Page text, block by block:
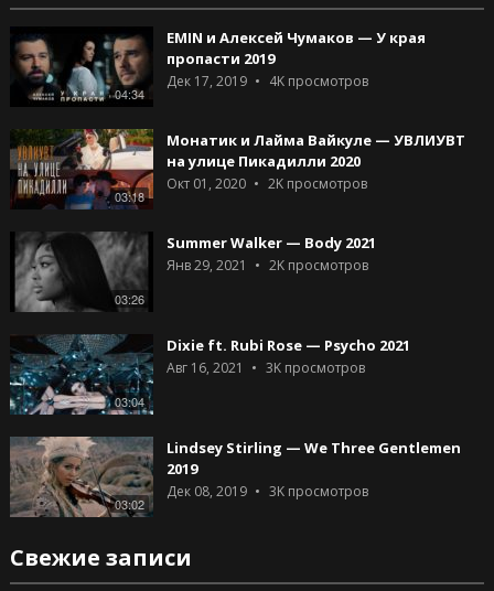
04:34
EMIN и Алексей Чумаков — У края
пропасти 2019
Дек 17, 2019 4Kпросмотров
03:18
Монатик и Лайма Вайкуле — УВЛИУВТ
на улице Пикадилли 2020
Окт 01, 2020 2Kпросмотров
03:26
Summer Walker — Body 2021
Янв 29, 2021 2Kпросмотров
03:04
Dixie ft. Rubi Rose — Psycho 2021
Авг 16, 2021 3Kпросмотров
03:02
Lindsey Stirling — We Three Gentlemen
2019
Дек 08, 2019 3Kпросмотров
Свежие записи